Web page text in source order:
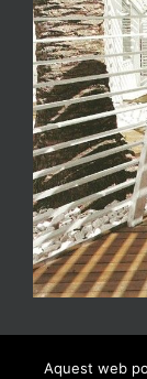
Aquest web